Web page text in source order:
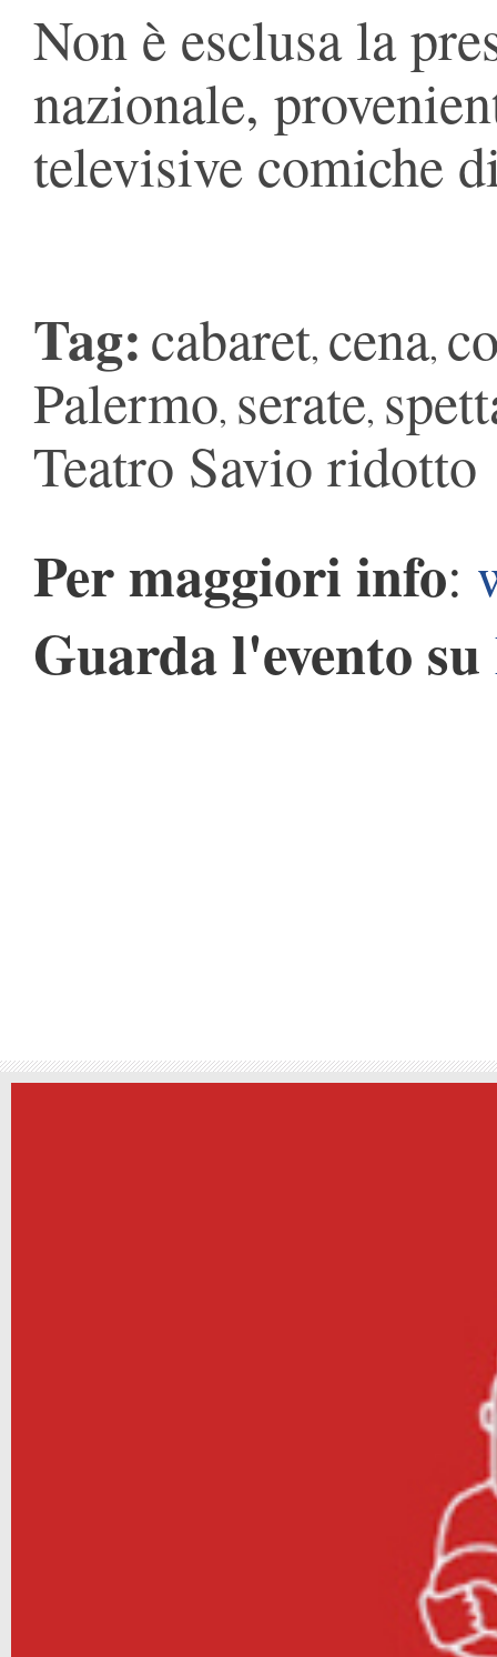
Non è esclusa la
nazionale,
televisive comiche
Tag:cabaret, cena,
Palermo, serate,
Teatro Savio ridotto
Per maggiori info:
Guarda l'evento su